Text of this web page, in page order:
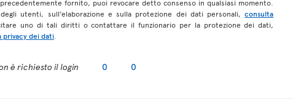
fornito, puoi revocare detto consenso in qualsiasi momento.
utenti, sull'elaborazione e sulla protezione dei dati personali,consulta
uno di tali diritti o contattare il funzionario per la protezione dei dati,
privacy dei dati
è richiesto il login 0 0